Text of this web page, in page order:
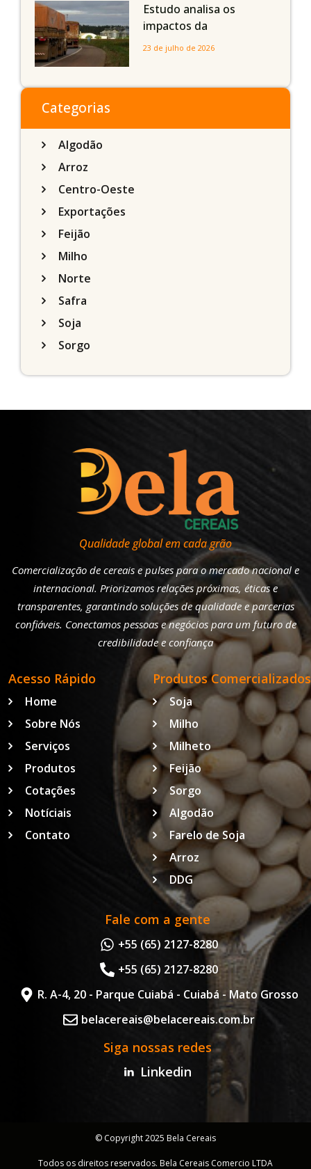
Estudo analisa os
impactos da
infraestrutura logística
do Sul
23 de julho de 2026
Categorias
Algodão
Arroz
Centro-Oeste
Exportações
Feijão
Milho
Norte
Safra
Soja
Sorgo
Qualidade global em cada grão
Comercialização de cereais e pulses para o mercado nacional e
internacional. Priorizamos relações próximas, éticas e
transparentes, garantindo soluções de qualidade e parcerias
confiáveis. Conectamos pessoas e negócios para um futuro de
credibilidade e confiança
Acesso Rápido
Home
Sobre Nós
Serviços
Produtos
Cotações
Notíciais
Contato
Produtos Comercializados
Soja
Milho
Milheto
Feijão
Sorgo
Algodão
Farelo de Soja
Arroz
DDG
Fale com a gente
+55 (65) 2127-8280
+55 (65) 2127-8280
R. A-4, 20 - Parque Cuiabá - Cuiabá - Mato Grosso
belacereais@belacereais.com.br
Siga nossas redes
Linkedin
© Copyright 2025 Bela Cereais
Todos os direitos reservados. Bela Cereais Comercio LTDA